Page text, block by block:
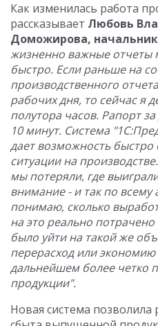
Как изменилась работа
рассказывает Любовь
Доможирова,
жизненно важные
быстро. Если раньше на
производственного
рабочих дня, то сейчас я
полутора часов. Рапорт
10 минут. Система
дает возможность быстро
ситуации на
мы потеряли, где
внимание - и так по всему
понимаю, сколько
на это реально
было уйти на такой же
перерасход или
дальнейшем более четко
продукции".
Новая система позволила